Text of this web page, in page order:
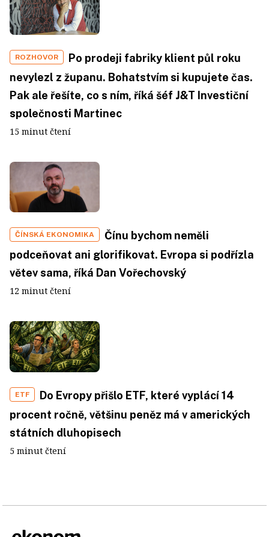
ROZHOVOR
Po prodeji fabriky klient půl roku
nevylezl z županu. Bohatstvím si kupujete čas.
Pak ale řešíte, co s ním, říká šéf J&T Investiční
společnosti Martinec
15 minut čtení
ČÍNSKÁ EKONOMIKA
Čínu bychom neměli
podceňovat ani glorifikovat. Evropa si podřízla
větev sama, říká Dan Vořechovský
12 minut čtení
ETF
Do Evropy přišlo ETF, které vyplácí 14
procent ročně, většinu peněz má v amerických
státních dluhopisech
5 minut čtení